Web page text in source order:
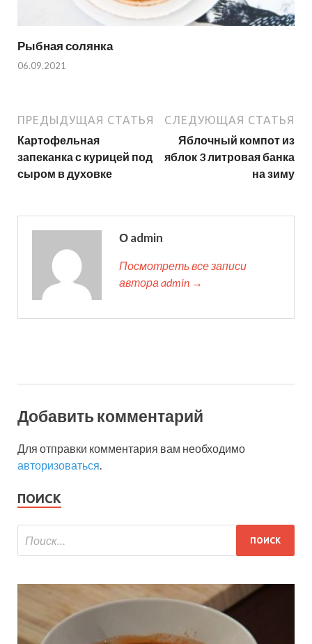
Рыбная солянка
06.09.2021
ПРЕДЫДУЩАЯ СТАТЬЯ
Картофельная
запеканка с курицей под
сыром в духовке
СЛЕДУЮЩАЯ СТАТЬЯ
Яблочный компот из
яблок 3 литровая банка
на зиму
О admin
Посмотреть все записи
автора admin →
Добавить комментарий
Для отправки комментария вам необходимо
авторизоваться.
ПОИСК